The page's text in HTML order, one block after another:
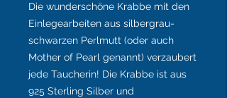
Die wunderschöne Krabbe mit den
Einlegearbeiten aus silbergrau-
schwarzen Perlmutt (oder auch
Mother of Pearl genannt) verzaubert
jede Taucherin! Die Krabbe ist aus
925 Sterling Silber und